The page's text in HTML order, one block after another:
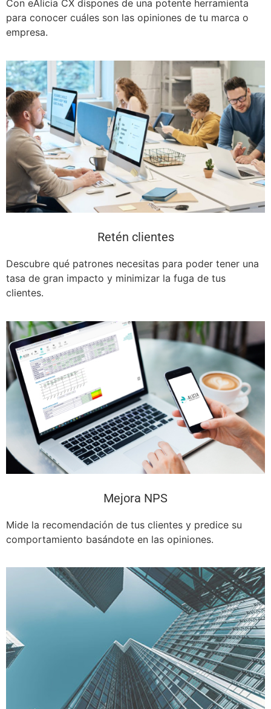
Con eAlicia CX dispones de una potente herramienta
para conocer cuáles son las opiniones de tu marca o
empresa.
Retén clientes
Descubre qué patrones necesitas para poder tener una
tasa de gran impacto y minimizar la fuga de tus
clientes.
Mejora NPS
Mide la recomendación de tus clientes y predice su
comportamiento basándote en las opiniones.